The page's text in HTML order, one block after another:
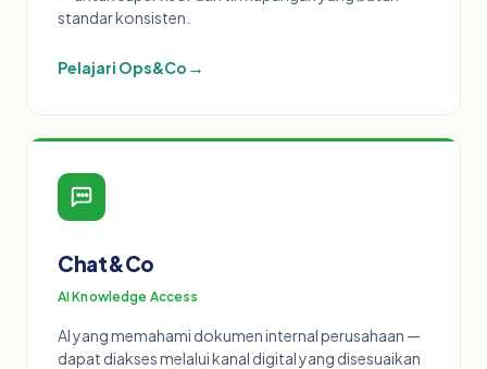
standar konsisten.
Pelajari Ops&Co →
Chat&Co
AI Knowledge Access
AI yang memahami dokumen internal perusahaan —
dapat diakses melalui kanal digital yang disesuaikan